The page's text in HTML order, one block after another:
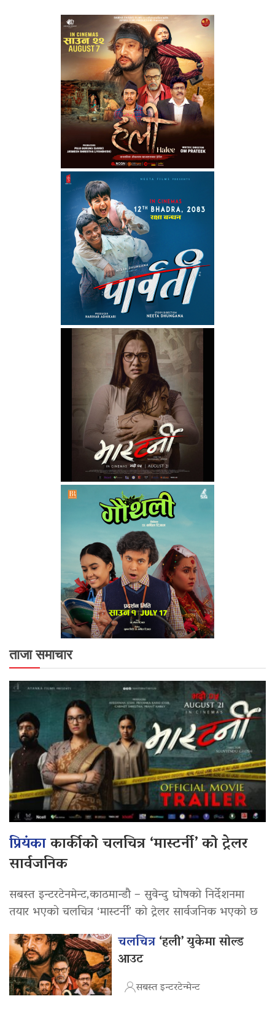
ताजा समाचार
प्रियंकाकार्कीको चलचित्र ‘मास्टर्नी’ को ट्रेलर
सार्वजनिक
सबस्त इन्टरटेनमेन्ट,काठमान्डौ – सुवेन्दु घोषको निर्देशनमा
तयार भएको चलचित्र ‘मास्टर्नी’ को ट्रेलर सार्वजनिक भएको छ
चलचित्र‘हली’ युकेमा सोल्ड
आउट
सबस्त इन्टरटेन्मेन्ट